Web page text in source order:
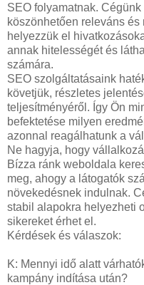
SEO folyamatnak.
köszönhetően releváns
helyezzük el
annak hitelességét és
számára.
SEO szolgáltatásaink
követjük, részletes
teljesítményéről. Így Ön
befektetése milyen
azonnal reagálhatunk a
Ne hagyja, hogy
Bízza ránk weboldala
meg, ahogy a látogatók
növekedésnek indulnak.
stabil alapokra helyezheti
sikereket érhet el.
Kérdések és válaszok:
K: Mennyi idő alatt
kampány indítása után?